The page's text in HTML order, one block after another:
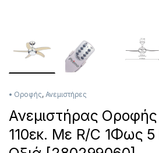
• Οροφής, Ανεμιστήρες
Ανεμιστήρας
110εκ. Με R/C 1Φως 5